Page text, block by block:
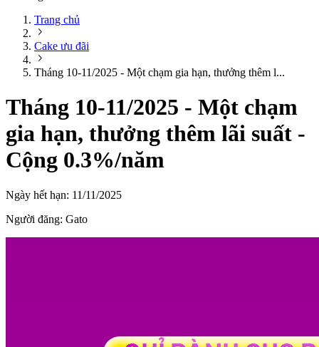
Trang chủ
Cake ưu đãi
Tháng 10-11/2025 - Một chạm gia hạn, thưởng thêm l...
Tháng 10-11/2025 - Một chạm
gia hạn, thưởng thêm lãi suất -
Cộng 0.3%/năm
Ngày hết hạn: 11/11/2025
Người đăng: Gato